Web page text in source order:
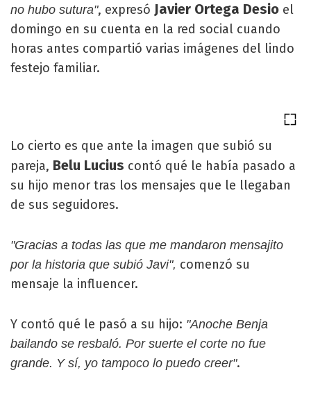
no hubo sutura", expresó Javier Ortega Desio el
domingo en su cuenta en la red social cuando
horas antes compartió varias imágenes del lindo
festejo familiar.
Lo cierto es que ante la imagen que subió su
pareja, Belu Lucius contó qué le había pasado a
su hijo menor tras los mensajes que le llegaban
de sus seguidores.
"Gracias a todas las que me mandaron mensajito
por la historia que subió Javi", comenzó su
mensaje la influencer.
Y contó qué le pasó a su hijo: "Anoche Benja
bailando se resbaló. Por suerte el corte no fue
grande. Y sí, yo tampoco lo puedo creer".